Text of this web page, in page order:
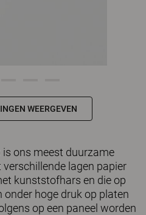
WEERGEVEN
ons meest duurzame
lagen papier
kunststofhars en die op
hoge druk op platen
op een paneel worden